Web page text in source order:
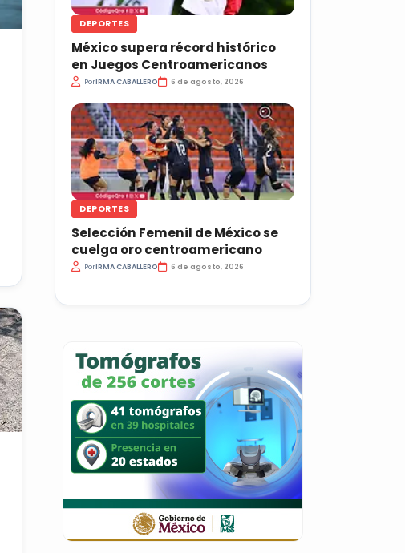
DEPORTES
México supera récord histórico
en Juegos Centroamericanos
PorIRMA CABALLERO 6 de agosto, 2026
DEPORTES
Selección Femenil de México se
cuelga oro centroamericano
PorIRMA CABALLERO 6 de agosto, 2026